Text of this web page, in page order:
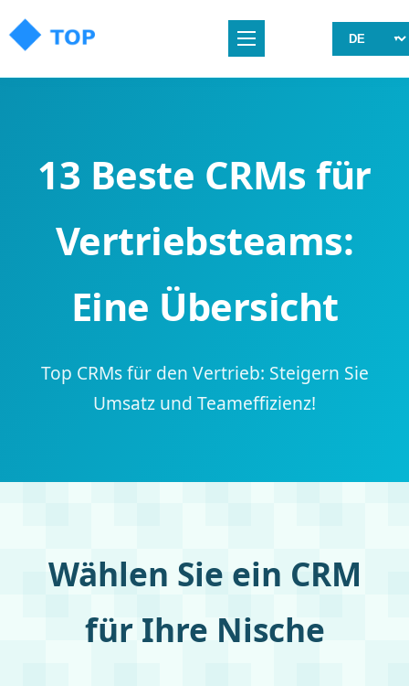
13 Beste CRMs für
Vertriebsteams:
Eine Übersicht
Top CRMs für den Vertrieb: Steigern Sie
Umsatz und Teameffizienz!
Wählen Sie ein CRM
für Ihre Nische